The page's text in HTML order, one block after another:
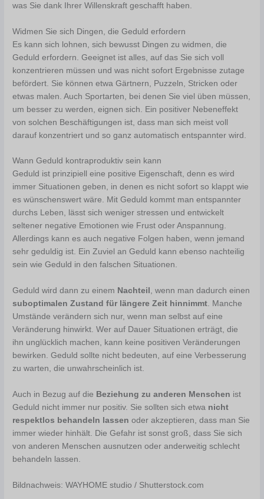
was Sie dank Ihrer Willenskraft geschafft haben.
Widmen Sie sich Dingen, die Geduld erfordern
Es kann sich lohnen, sich bewusst Dingen zu widmen, die
Geduld erfordern. Geeignet ist alles, auf das Sie sich voll
konzentrieren müssen und was nicht sofort Ergebnisse zutage
befördert. Sie können etwa Gärtnern, Puzzeln, Stricken oder
etwas malen. Auch Sportarten, bei denen Sie viel üben müssen,
um besser zu werden, eignen sich. Ein positiver Nebeneffekt
von solchen Beschäftigungen ist, dass man sich meist voll
darauf konzentriert und so ganz automatisch entspannter wird.
Wann Geduld kontraproduktiv sein kann
Geduld ist prinzipiell eine positive Eigenschaft, denn es wird
immer Situationen geben, in denen es nicht sofort so klappt wie
es wünschenswert wäre. Mit Geduld kommt man entspannter
durchs Leben, lässt sich weniger stressen und entwickelt
seltener negative Emotionen wie Frust oder Anspannung.
Allerdings kann es auch negative Folgen haben, wenn jemand
sehr geduldig ist. Ein Zuviel an Geduld kann ebenso nachteilig
sein wie Geduld in den falschen Situationen.
Geduld wird dann zu einem Nachteil , wenn man dadurch einen
suboptimalen Zustand für längere Zeit hinnimmt. Manche
Umstände verändern sich nur, wenn man selbst auf eine
Veränderung hinwirkt. Wer auf Dauer Situationen erträgt, die
ihn unglücklich machen, kann keine positiven Veränderungen
bewirken. Geduld sollte nicht bedeuten, auf eine Verbesserung
zu warten, die unwahrscheinlich ist.
Auch in Bezug auf die Beziehung zu anderen Menschen ist
Geduld nicht immer nur positiv. Sie sollten sich etwa nicht
respektlos behandeln lassen oder akzeptieren, dass man Sie
immer wieder hinhält. Die Gefahr ist sonst groß, dass Sie sich
von anderen Menschen ausnutzen oder anderweitig schlecht
behandeln lassen.
Bildnachweis: WAYHOME studio / Shutterstock.com